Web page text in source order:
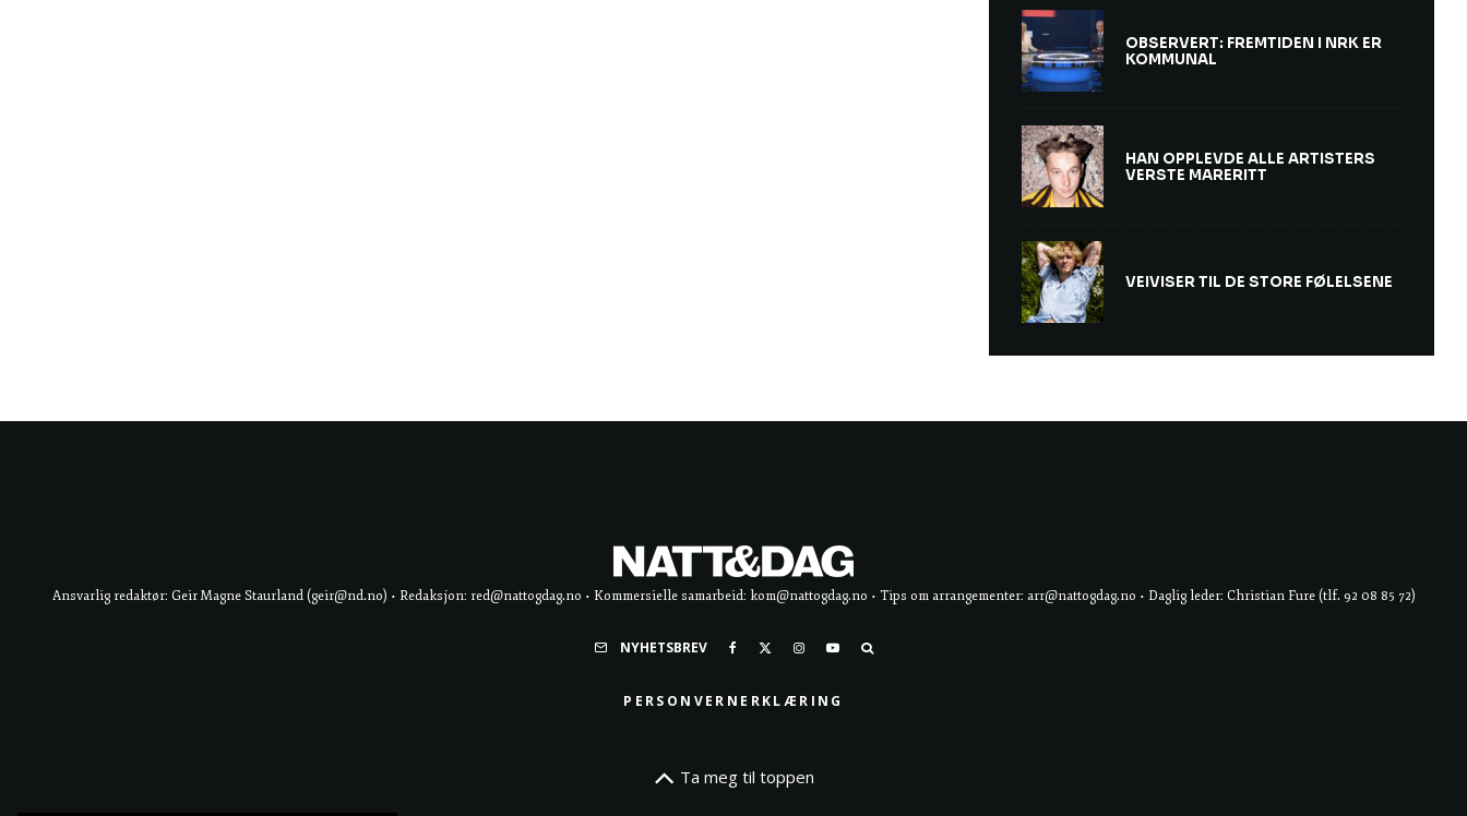
OBSERVERT: FREMTIDEN I NRK ER
KOMMUNAL
HAN OPPLEVDE ALLE ARTISTERS
VERSTE MARERITT
VEIVISER TIL DE STORE FØLELSENE
Ansvarlig redaktør: Geir Magne Staurland (geir@nd.no) • Redaksjon: red@nattogdag.no • Kommersielle samarbeid: kom@nattogdag.no • Tips om arrangementer: arr@nattogdag.no • Daglig leder: Christian Fure (tlf. 92 08 85 72)
NYHETSBREV
PERSONVERNERKLÆRING
Ta meg til toppen